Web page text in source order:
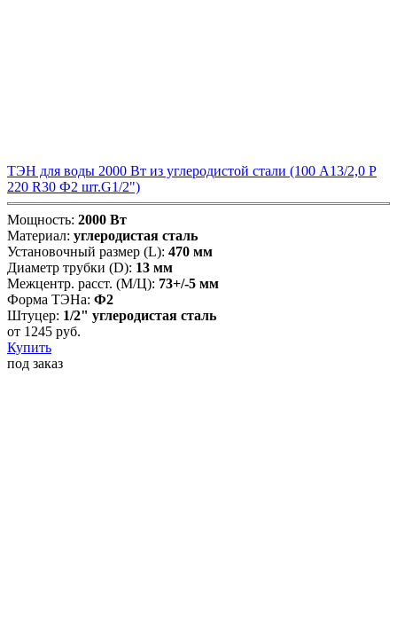
ТЭН для воды 2000 Вт из углеродистой стали (100 А13/2,0 P
220 R30 Ф2 шт.G1/2")
Мощность: 2000 Вт
Материал: углеродистая сталь
Установочный размер (L): 470 мм
Диаметр трубки (D): 13 мм
Межцентр. расст. (М/Ц): 73+/-5 мм
Форма ТЭНа: Ф2
Штуцер: 1/2" углеродистая сталь
от 1245 руб.
Купить
под заказ